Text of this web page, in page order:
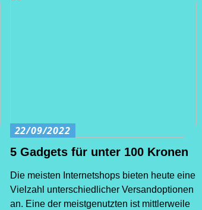
22/09/2022
5 Gadgets für unter 100 Kronen
Die meisten Internetshops bieten heute eine
Vielzahl unterschiedlicher Versandoptionen
an. Eine der meistgenutzten ist mittlerweile